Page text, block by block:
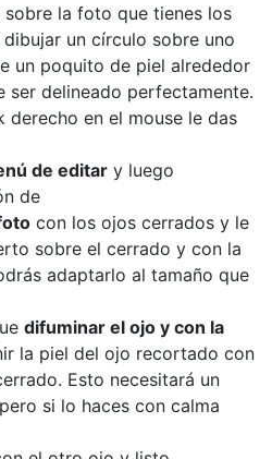
sobre la foto que tienes los
un círculo sobre uno
un poquito de piel alrededor
ser delineado perfectamente.
derecho en el mouse le das
de editar y luego
de
con los ojos cerrados y le
sobre el cerrado y con la
adaptarlo al tamaño que
difuminar el ojo y con la
la piel del ojo recortado con
Esto necesitará un
si lo haces con calma